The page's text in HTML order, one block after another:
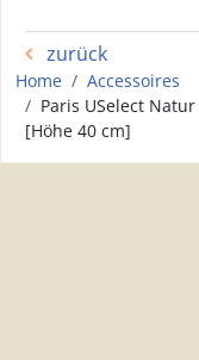
zurück
Home
Accessoires
Paris USelect
[Höhe 40 cm]